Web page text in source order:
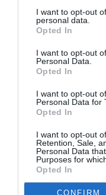
I want to opt-out
personal data.
Opted In
I want to opt-out
Personal Data.
Opted In
I want to opt-out
Personal Data for
Opted In
I want to opt-out
Retention, Sale,
Personal Data
Purposes for
Opted In
CONFIRM
On a connu des
Bombardier” en
avion Bombardier (les
Raphaëla commenté :